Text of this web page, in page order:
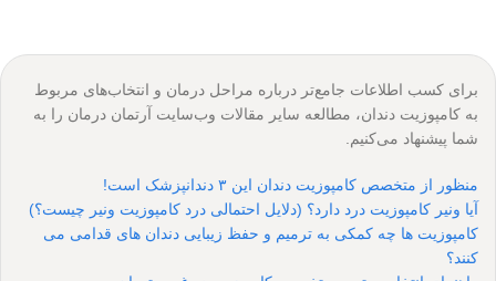
برای کسب اطلاعات جامع‌تر درباره مراحل درمان و انتخاب‌های مربوط
به کامپوزیت دندان، مطالعه سایر مقالات وب‌سایت آرتمان درمان را به
شما پیشنهاد می‌کنیم.
منظور از متخصص کامپوزیت دندان این ۳ دندانپزشک است!
آیا ونیر کامپوزیت درد دارد؟ (دلایل احتمالی درد کامپوزیت ونیر چیست؟)
کامپوزیت ها چه کمکی به ترمیم و حفظ زیبایی دندان های قدامی می
کنند؟